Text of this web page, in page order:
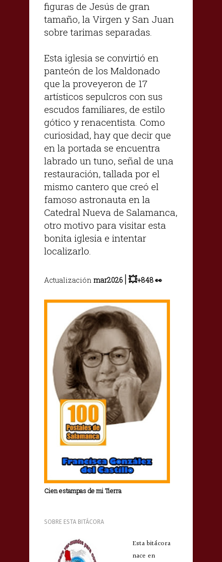
figuras de Jesús de gran
tamaño, la Virgen y San Juan
sobre tarimas separadas.
Esta iglesia se convirtió en
panteón de los Maldonado
que la proveyeron de 17
artísticos sepulcros con sus
escudos familiares, de estilo
gótico y renacentista. Como
curiosidad, hay que decir que
en la portada se encuentra
labrado un tuno, señal de una
restauración, tallada por el
mismo cantero que creó el
famoso astronauta en la
Catedral Nueva de Salamanca,
otro motivo para visitar esta
bonita iglesia e intentar
localizarlo.
Actualización mar2026 |💥+848 👀
Cien estampas de mi Tierra
SOBRE ESTA BITÁCORA
Esta bitácora
nace en